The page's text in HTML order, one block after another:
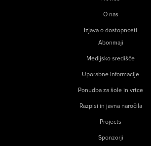
O nas
Izjava o dostopnosti
Abonmaji
Medijsko središče
Uporabne informacije
Ponudba za šole in vrtce
Razpisi in javna naročila
Projects
Sponzorji